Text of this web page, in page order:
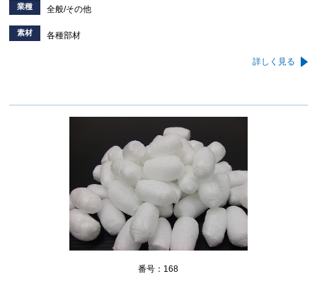
業種 全般/その他
素材 各種部材
詳しく見る
番号：168